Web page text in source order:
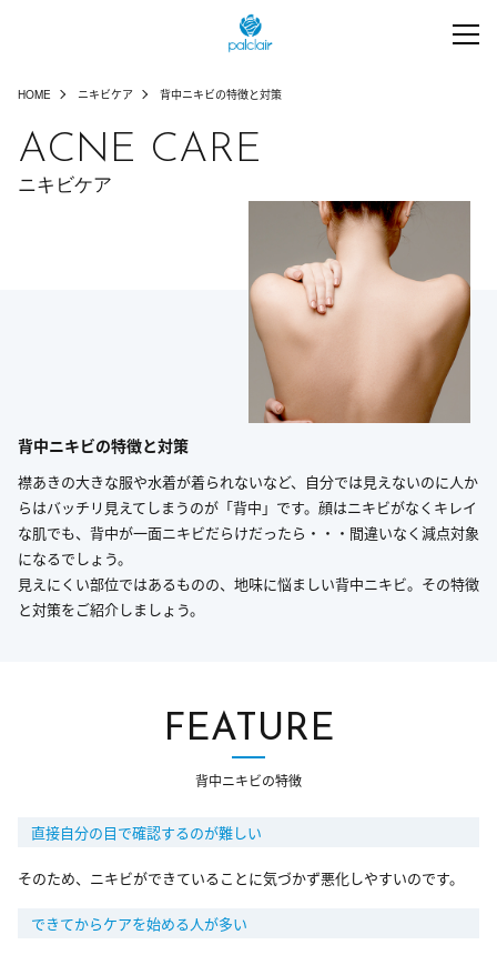
HOME ニキビケア 背中ニキビの特徴と対策
ACNE CARE
ニキビケア
背中ニキビの特徴と対策
襟あきの大きな服や水着が着られないなど、自分では見えないのに人か
らはバッチリ見えてしまうのが「背中」です。顔はニキビがなくキレイ
な肌でも、背中が一面ニキビだらけだったら・・・間違いなく減点対象
になるでしょう。
見えにくい部位ではあるものの、地味に悩ましい背中ニキビ。その特徴
と対策をご紹介しましょう。
FEATURE
背中ニキビの特徴
直接自分の目で確認するのが難しい
そのため、ニキビができていることに気づかず悪化しやすいのです。
できてからケアを始める人が多い